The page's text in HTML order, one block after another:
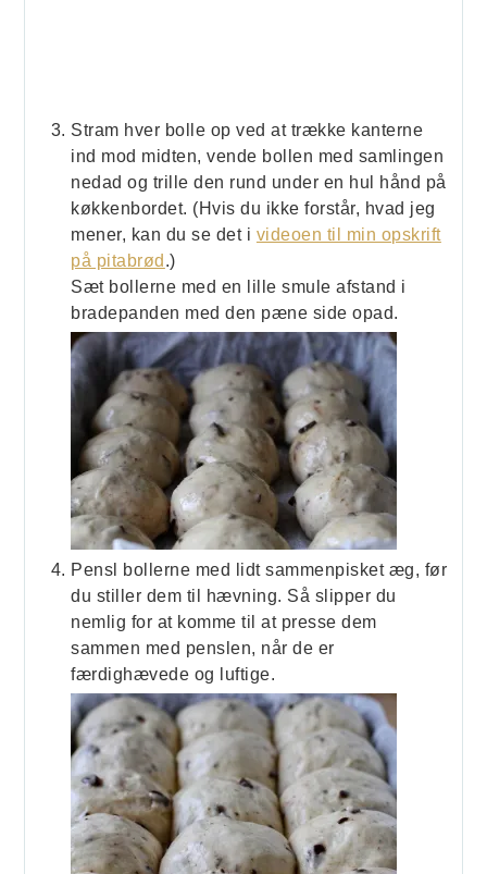
Stram hver bolle op ved at trække kanterne
ind mod midten, vende bollen med samlingen
nedad og trille den rund under en hul hånd på
køkkenbordet. (Hvis du ikke forstår, hvad jeg
mener, kan du se det i videoen til min opskrift
på pitabrød .)
Sæt bollerne med en lille smule afstand i
bradepanden med den pæne side opad.
Pensl bollerne med lidt sammenpisket æg, før
du stiller dem til hævning. Så slipper du
nemlig for at komme til at presse dem
sammen med penslen, når de er
færdighævede og luftige.